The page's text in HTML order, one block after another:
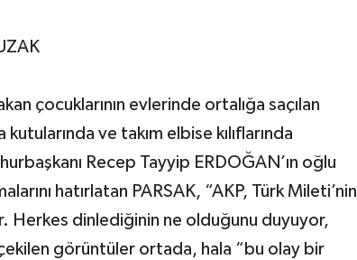
çocuklarının evlerinde ortalığa saçılan
ve takım elbise kılıflarında
Recep Tayyip ERDOĞAN’ın oğlu
hatırlatan PARSAK, “AKP, Türk Mileti’nin
Herkes dinlediğinin ne olduğunu duyuyor,
görüntüler ortada, hala “bu olay bir